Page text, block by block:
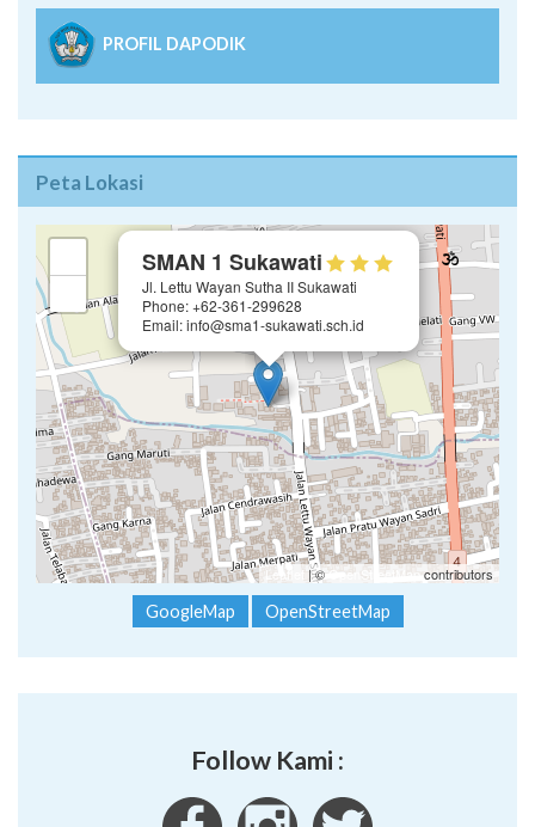
PROFIL DAPODIK
Peta Lokasi
SMAN 1 Sukawati
Jl. Lettu Wayan Sutha II Sukawati
Phone: +62-361-299628
Email: info@sma1-sukawati.sch.id
Leaflet | ©OpenStreetMap contributors
GoogleMap OpenStreetMap
Follow Kami :